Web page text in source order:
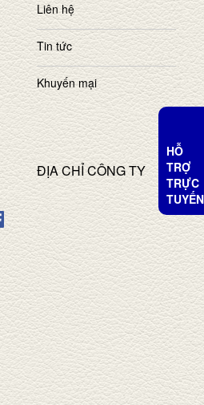
Liên hệ
Tin tức
Khuyến mại
ĐỊA CHỈ CÔNG TY
HỖ
TRỢ
TRỰC
TUYẾN